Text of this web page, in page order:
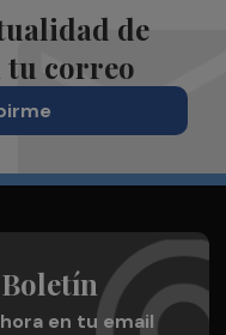
de
tu correo
en tu email